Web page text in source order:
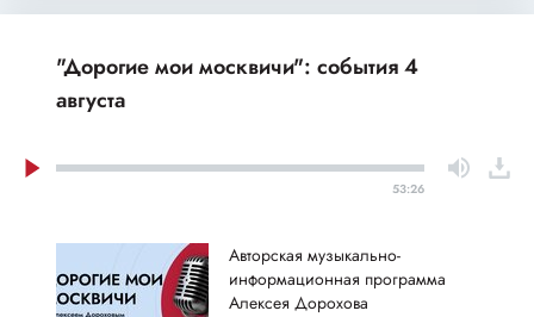
"Дорогие мои москвичи": события 4
августа
53:26
Авторская музыкально-
информационная программа
Алексея Дорохова